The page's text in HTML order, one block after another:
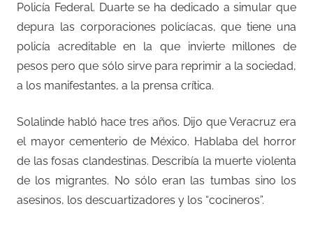
Policía Federal. Duarte se ha dedicado a simular que
depura las corporaciones policíacas, que tiene una
policía acreditable en la que invierte millones de
pesos pero que sólo sirve para reprimir a la sociedad,
a los manifestantes, a la prensa crítica.
Solalinde habló hace tres años. Dijo que Veracruz era
el mayor cementerio de México. Hablaba del horror
de las fosas clandestinas. Describía la muerte violenta
de los migrantes. No sólo eran las tumbas sino los
asesinos, los descuartizadores y los “cocineros”.